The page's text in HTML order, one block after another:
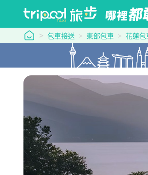
tripool 旅步
包車接送 東部包車 花蓮包